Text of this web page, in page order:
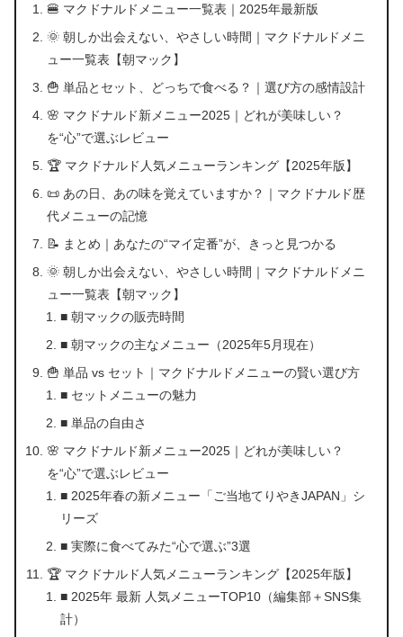
🍔 マクドナルドメニュー一覧表｜2025年最新版
🌞 朝しか出会えない、やさしい時間｜マクドナルドメニ
ュー一覧表【朝マック】
🍟 単品とセット、どっちで食べる？｜選び方の感情設計
🌸 マクドナルド新メニュー2025｜どれが美味しい？
を“心”で選ぶレビュー
🏆 マクドナルド人気メニューランキング【2025年版】
📜 あの日、あの味を覚えていますか？｜マクドナルド歴
代メニューの記憶
📝 まとめ｜あなたの“マイ定番”が、きっと見つかる
🌞 朝しか出会えない、やさしい時間｜マクドナルドメニ
ュー一覧表【朝マック】
■ 朝マックの販売時間
■ 朝マックの主なメニュー（2025年5月現在）
🍟 単品 vs セット｜マクドナルドメニューの賢い選び方
■ セットメニューの魅力
■ 単品の自由さ
🌸 マクドナルド新メニュー2025｜どれが美味しい？
を“心”で選ぶレビュー
■ 2025年春の新メニュー「ご当地てりやきJAPAN」シ
リーズ
■ 実際に食べてみた“心で選ぶ”3選
🏆 マクドナルド人気メニューランキング【2025年版】
■ 2025年 最新 人気メニューTOP10（編集部＋SNS集
計）